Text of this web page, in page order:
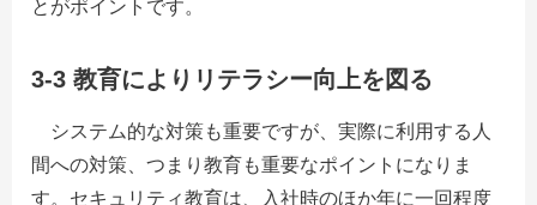
とがポイントです。
3-3 教育によりリテラシー向上を図る
システム的な対策も重要ですが、実際に利用する人
間への対策、つまり教育も重要なポイントになりま
す。セキュリティ教育は、入社時のほか年に一回程度